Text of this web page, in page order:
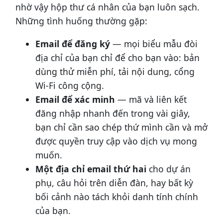
nhờ vậy hộp thư cá nhân của bạn luôn sạch.
Những tình huống thường gặp:
Email để đăng ký— mọi biểu mẫu đòi
địa chỉ của bạn chỉ để cho bạn vào: bản
dùng thử miễn phí, tải nội dung, cổng
Wi-Fi công cộng.
Email để xác minh — mã và liên kết
đăng nhập nhanh đến trong vài giây,
bạn chỉ cần sao chép thứ mình cần và mở
được quyền truy cập vào dịch vụ mong
muốn.
Một địa chỉ email thứ hai cho dự án
phụ, câu hỏi trên diễn đàn, hay bất kỳ
bối cảnh nào tách khỏi danh tính chính
của bạn.